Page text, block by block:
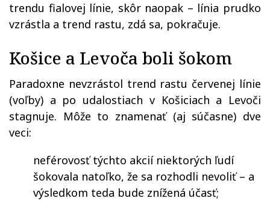
trendu fialovej línie, skôr naopak – línia prudko
vzrástla a trend rastu, zdá sa, pokračuje.
Košice a Levoča boli šokom
Paradoxne nevzrástol trend rastu červenej línie
(voľby) a po udalostiach v Košiciach a Levoči
stagnuje. Môže to znamenať (aj súčasne) dve
veci:
neférovosť týchto akcií niektorých ľudí
šokovala natoľko, že sa rozhodli nevoliť – a
výsledkom teda bude znížená účasť;